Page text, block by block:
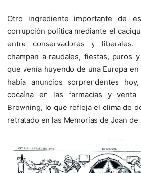
Otro ingrediente importante de
corrupción política mediante el
entre conservadores y liberales.
champan a raudales, fiestas, puros
que venía huyendo de una Europa
había anuncios sorprendentes
cocaína en las farmacias y
Browning, lo que refleja el clima de
retratado en las Memorias de Joan de